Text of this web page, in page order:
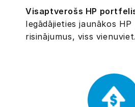
Visaptverošs HP
Iegādājieties jaunākos
risinājumus, viss vienuviet.